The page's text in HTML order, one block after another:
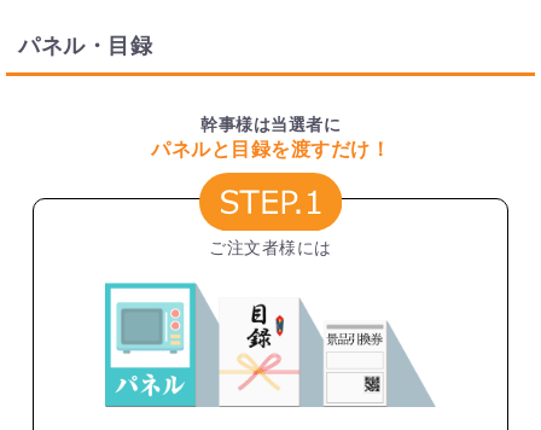
パネル・目録
幹事様は当選者に
パネルと目録を渡すだけ！
ご注文者様には